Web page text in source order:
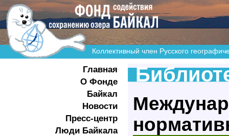
Коллективный член Русского
Главная
О Фонде
Байкал
Новости
Пресс-центр
Люди Байкала